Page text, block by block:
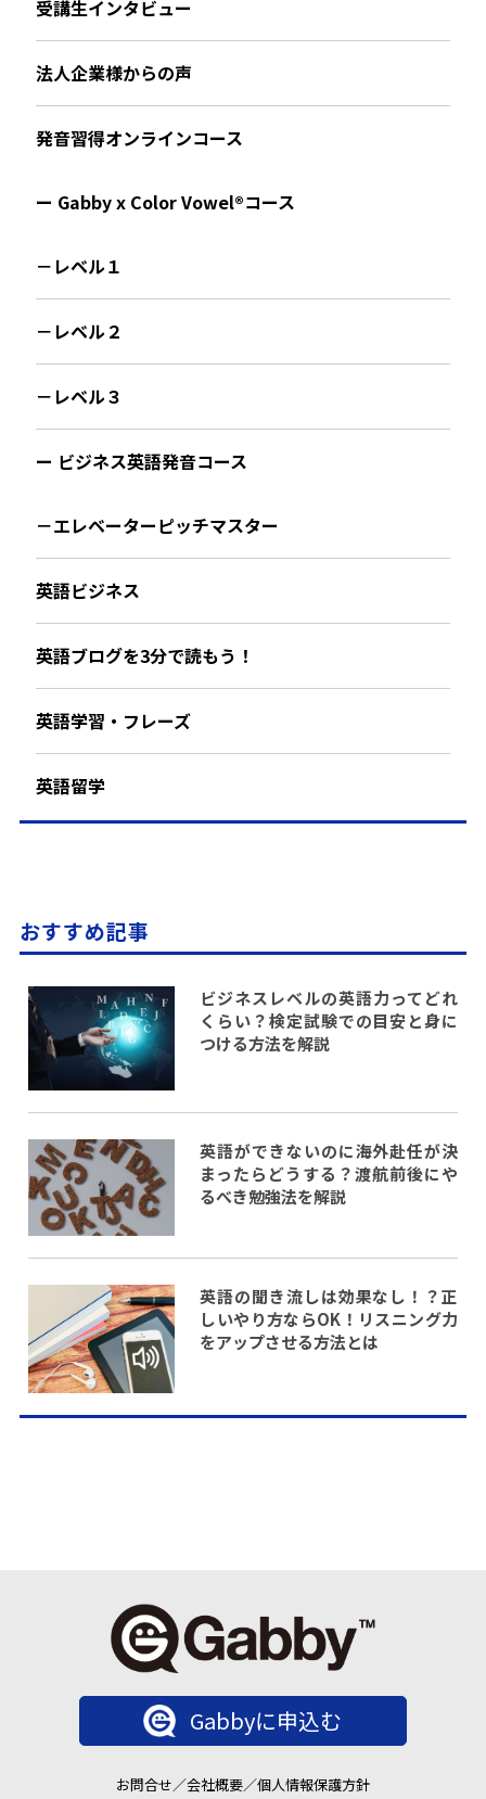
受講生インタビュー
法人企業様からの声
発音習得オンラインコース
ー Gabby x Color Vowel®︎コース
－レベル１
－レベル２
－レベル３
ー ビジネス英語発音コース
－エレベーターピッチマスター
英語ビジネス
英語ブログを3分で読もう！
英語学習・フレーズ
英語留学
おすすめ記事
ビジネスレベルの英語力ってどれ
くらい？検定試験での目安と身に
つける方法を解説
英語ができないのに海外赴任が決
まったらどうする？渡航前後にや
るべき勉強法を解説
英語の聞き流しは効果なし！？正
しいやり方ならOK！リスニング力
をアップさせる方法とは
Gabbyに申込む
お問合せ／会社概要／個人情報保護方針